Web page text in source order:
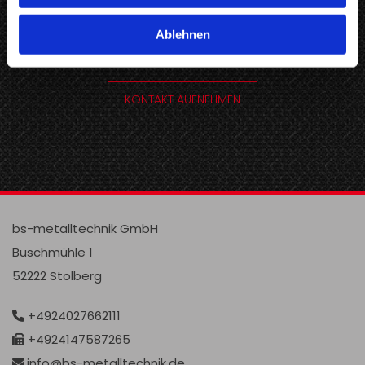
Ablehnen
lassen Sie uns über eine
Zusammenarbeit sprechen:
KONTAKT AUFNEHMEN
bs-metalltechnik GmbH
Buschmühle 1
52222 Stolberg
 +4924027662111
 +4924147587265